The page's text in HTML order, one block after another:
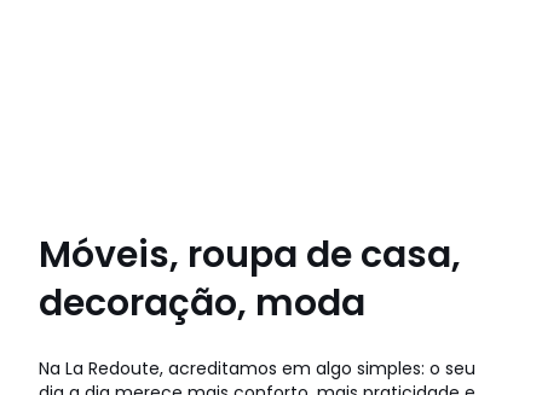
Móveis, roupa de casa,
decoração, moda
Na La Redoute, acreditamos em algo simples: o seu